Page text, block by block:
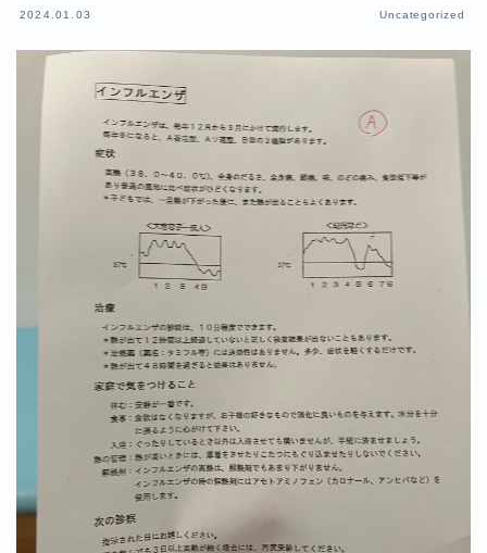
2024.01.03 Uncategorized